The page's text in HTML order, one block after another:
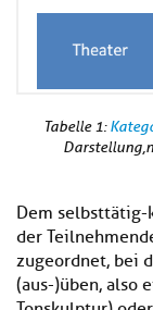
Tabelle 1:
Dem
der
zugeordnet, bei
(aus-)üben, also